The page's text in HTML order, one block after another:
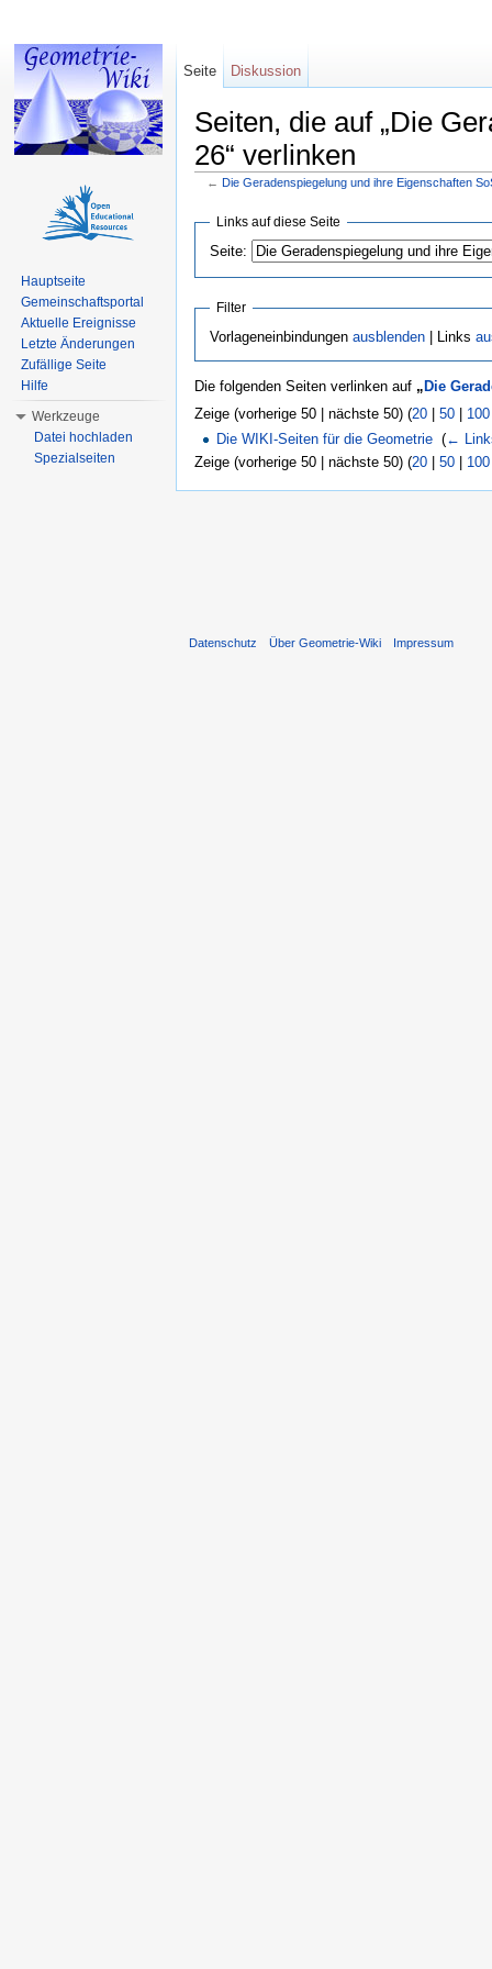
Seiten, die auf „Die
26“ verlinken
← Die Geradenspiegelung und ihre Eigenschaften
Links auf diese Seite
Seite:
Filter
Vorlageneinbindungen ausblenden| Links
Die folgenden Seiten verlinken auf „ Die
Zeige (vorherige 50 | nächste 50) (20 50 100
Die WIKI-Seiten für die Geometrie ‎(←
Zeige (vorherige 50 | nächste 50) (20 | 50 | 100
Seite Diskussion
Hauptseite
Gemeinschaftsportal
Aktuelle Ereignisse
Letzte Änderungen
Zufällige Seite
Hilfe
Werkzeuge
Datei hochladen
Spezialseiten
Datenschutz Über Geometrie-Wiki Impressum